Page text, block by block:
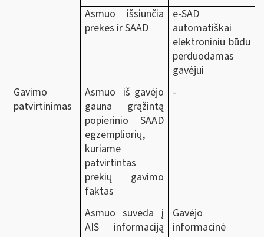
Asmuo išsiunčia
prekes ir SAAD
e-SAD
automatiškai
elektroniniu būdu
perduodamas
gavėjui
Gavimo
patvirtinimas
Asmuo iš gavėjo
gauna grąžintą
popierinio SAAD
egzempliorių,
kuriame
patvirtintas
prekių gavimo
faktas
-
Asmuo suveda į
AIS informaciją
Gavėjo
informacinė